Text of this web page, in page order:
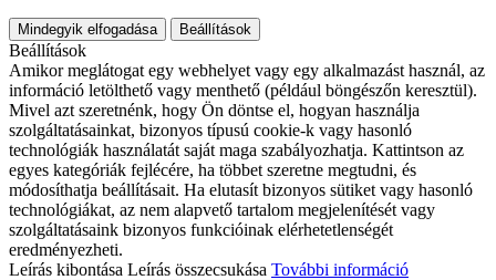
Mindegyik elfogadása Beállítások
Beállítások
Amikor meglátogat egy webhelyet vagy egy alkalmazást használ, az
információ letölthető vagy menthető (például böngészőn keresztül).
Mivel azt szeretnénk, hogy Ön döntse el, hogyan használja
szolgáltatásainkat, bizonyos típusú cookie-k vagy hasonló
technológiák használatát saját maga szabályozhatja. Kattintson az
egyes kategóriák fejlécére, ha többet szeretne megtudni, és
módosíthatja beállításait. Ha elutasít bizonyos sütiket vagy hasonló
technológiákat, az nem alapvető tartalom megjelenítését vagy
szolgáltatásaink bizonyos funkcióinak elérhetetlenségét
eredményezheti.
Leírás kibontása Leírás összecsukása További információ